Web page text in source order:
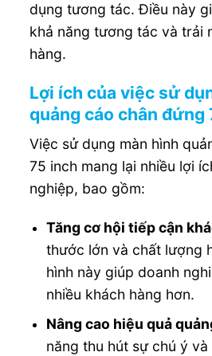
dụng tương tác. Điều này
khả năng tương tác và trải
hàng.
Lợi ích của việc sử
quảng cáo chân đứng
Việc sử dụng màn hình
75 inch mang lại nhiều lợi
nghiệp, bao gồm:
Tăng cơ hội tiếp cận
thước lớn và chất lượng
hình này giúp doanh
nhiều khách hàng hơn.
Nâng cao hiệu quả
năng thu hút sự chú ý